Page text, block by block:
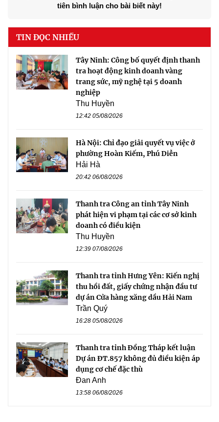
tiên bình luận cho bài biết này!
TIN ĐỌC NHIỀU
Tây Ninh: Công bố quyết định thanh
tra hoạt động kinh doanh vàng
trang sức, mỹ nghệ tại 5 doanh
nghiệp
Thu Huyền
12:42 05/08/2026
Hà Nội: Chỉ đạo giải quyết vụ việc ở
phường Hoàn Kiếm, Phú Diễn
Hải Hà
20:42 06/08/2026
Thanh tra Công an tỉnh Tây Ninh
phát hiện vi phạm tại các cơ sở kinh
doanh có điều kiện
Thu Huyền
12:39 07/08/2026
Thanh tra tỉnh Hưng Yên: Kiến nghị
thu hồi đất, giấy chứng nhận đầu tư
dự án Cửa hàng xăng dầu Hải Nam
Trần Quý
16:28 05/08/2026
Thanh tra tỉnh Đồng Tháp kết luận
Dự án ĐT.857 không đủ điều kiện áp
dụng cơ chế đặc thù
Đan Anh
13:58 06/08/2026